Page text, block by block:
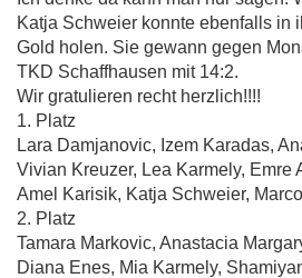
Katja Schweier konnte ebenfalls in
Gold holen. Sie gewann gegen
TKD Schaffhausen mit 14:2.
Wir gratulieren recht herzlich!!!!
1. Platz
Lara Damjanovic, Izem Karadas,
Vivian Kreuzer, Lea Karmely, Emre
Amel Karisik, Katja Schweier,
2. Platz
Tamara Markovic, Anastacia
Diana Enes, Mia Karmely,